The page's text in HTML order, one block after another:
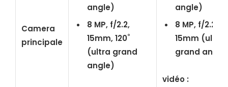
Camera
principale
angle)
8 MP, f/2.2,
15mm, 120˚
(ultra grand
angle)
angle)
8 MP, f/2.2,
15mm (ultra
grand
vidéo :